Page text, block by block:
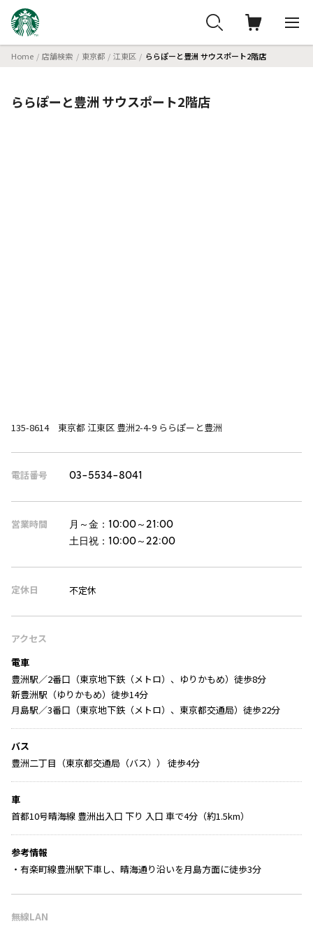
Home 店舗検索 東京都 江東区 ららぽーと豊洲 サウスポート2階店
ららぽーと豊洲 サウスポート2階店
135-8614 東京都 江東区 豊洲2-4-9 ららぽーと豊洲
電話番号 03-5534-8041
営業時間 月～金： 10:00～21:00
土日祝： 10:00～22:00
定休日 不定休
アクセス
電車
豊洲駅／2番口（東京地下鉄（メトロ）、ゆりかもめ）徒歩8分
新豊洲駅（ゆりかもめ）徒歩14分
月島駅／3番口（東京地下鉄（メトロ）、東京都交通局）徒歩22分
バス
豊洲二丁目（東京都交通局（バス）） 徒歩4分
車
首都10号晴海線 豊洲出入口 下り 入口 車で4分（約1.5km）
参考情報
・有楽町線豊洲駅下車し、晴海通り沿いを月島方面に徒歩3分
無線LAN